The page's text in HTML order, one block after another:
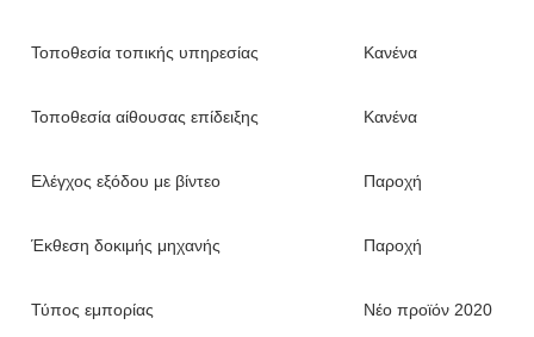
Τοποθεσία τοπικής υπηρεσίας Κανένα
Τοποθεσία αίθουσας επίδειξης Κανένα
Ελέγχος εξόδου με βίντεο Παροχή
Έκθεση δοκιμής μηχανής Παροχή
Τύπος εμπορίας Νέο προϊόν 2020